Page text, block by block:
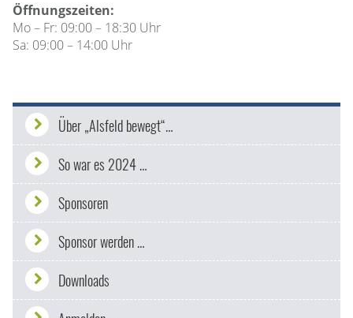
Öffnungszeiten:
Mo – Fr: 09:00 – 18:30 Uhr
Sa: 09:00 – 14:00 Uhr
Über „Alsfeld bewegt“…
So war es 2024 …
Sponsoren
Sponsor werden …
Downloads